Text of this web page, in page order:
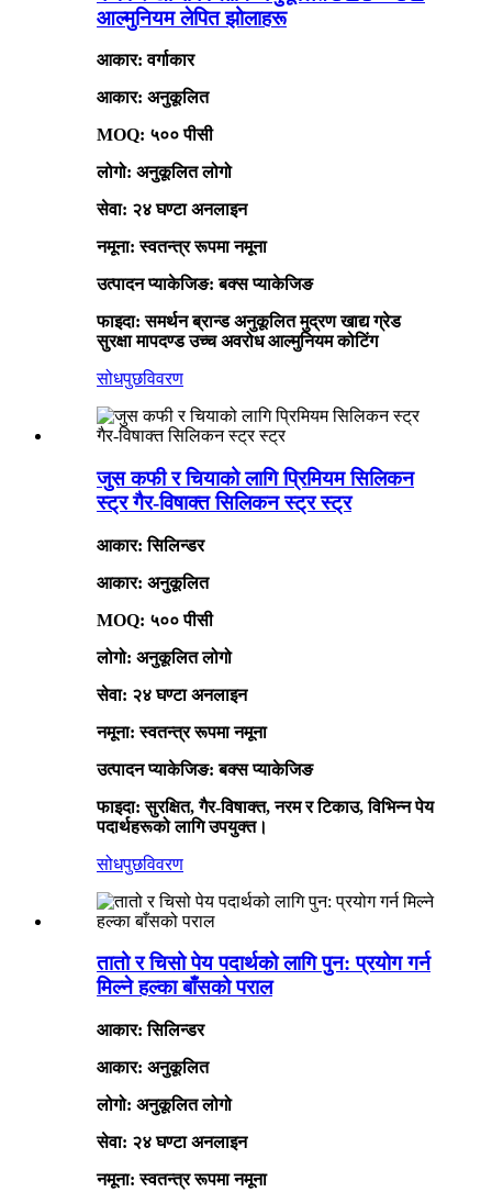
आल्मुनियम लेपित झोलाहरू
आकार: वर्गाकार
आकार: अनुकूलित
MOQ: ५०० पीसी
लोगो: अनुकूलित लोगो
सेवा: २४ घण्टा अनलाइन
नमूना: स्वतन्त्र रूपमा नमूना
उत्पादन प्याकेजिङ: बक्स प्याकेजिङ
फाइदा: समर्थन ब्रान्ड अनुकूलित मुद्रण खाद्य ग्रेड
सुरक्षा मापदण्ड उच्च अवरोध आल्मुनियम कोटिंग
सोधपुछविवरण
जुस कफी र चियाको लागि प्रिमियम सिलिकन
स्ट्र गैर-विषाक्त सिलिकन स्ट्र स्ट्र
आकार: सिलिन्डर
आकार: अनुकूलित
MOQ: ५०० पीसी
लोगो: अनुकूलित लोगो
सेवा: २४ घण्टा अनलाइन
नमूना: स्वतन्त्र रूपमा नमूना
उत्पादन प्याकेजिङ: बक्स प्याकेजिङ
फाइदा: सुरक्षित, गैर-विषाक्त, नरम र टिकाउ, विभिन्न पेय
पदार्थहरूको लागि उपयुक्त।
सोधपुछविवरण
तातो र चिसो पेय पदार्थको लागि पुन: प्रयोग गर्न
मिल्ने हल्का बाँसको पराल
आकार: सिलिन्डर
आकार: अनुकूलित
लोगो: अनुकूलित लोगो
सेवा: २४ घण्टा अनलाइन
नमूना: स्वतन्त्र रूपमा नमूना